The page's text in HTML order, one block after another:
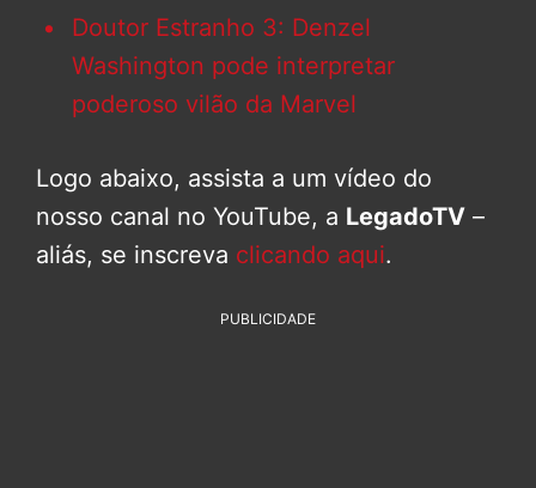
Doutor Estranho 3: Denzel
Washington pode interpretar
poderoso vilão da Marvel
Logo abaixo, assista a um vídeo do
nosso canal no YouTube, a LegadoTV –
aliás, se inscreva clicando aqui.
PUBLICIDADE